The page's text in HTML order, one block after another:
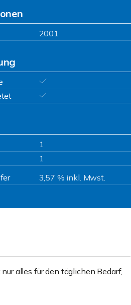
2001
1
1
3,57 % inkl. Mwst.
alles für den täglichen Bedarf,